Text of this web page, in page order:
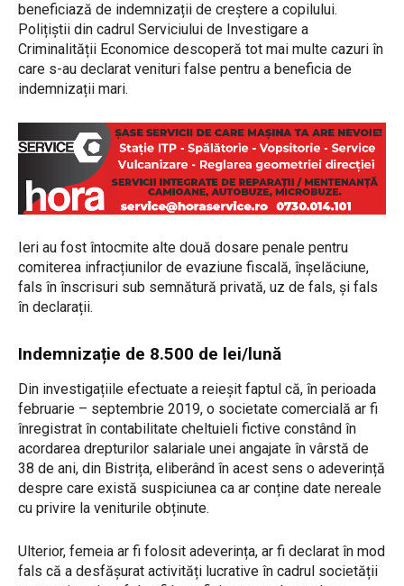
beneficiază de indemnizații de creștere a copilului.
Polițiștii din cadrul Serviciului de Investigare a
Criminalității Economice descoperă tot mai multe cazuri în
care s-au declarat venituri false pentru a beneficia de
indemnizații mari.
Ieri au fost întocmite alte două dosare penale pentru
comiterea infracțiunilor de evaziune fiscală, înșelăciune,
fals în înscrisuri sub semnătură privată, uz de fals, și fals
în declarații.
Indemnizație de 8.500 de lei/lună
Din investigațiile efectuate a reieșit faptul că, în perioada
februarie – septembrie 2019, o societate comercială ar fi
înregistrat în contabilitate cheltuieli fictive constând în
acordarea drepturilor salariale unei angajate în vârstă de
38 de ani, din Bistrița, eliberând în acest sens o adeverință
despre care există suspiciunea ca ar conține date nereale
cu privire la veniturile obținute.
Ulterior, femeia ar fi folosit adeverința, ar fi declarat în mod
fals că a desfășurat activități lucrative în cadrul societății